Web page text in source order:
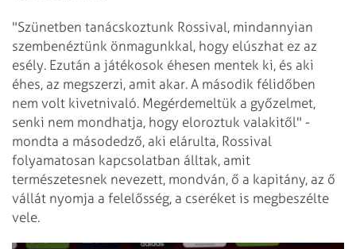
"Szünetben tanácskoztunk Rossival, mindannyian
szembenéztünk önmagunkkal, hogy elúszhat ez az
esély. Ezután a játékosok éhesen mentek ki, és aki
éhes, az megszerzi, amit akar. A második félidőben
nem volt kivetnivaló. Megérdemeltük a győzelmet,
senki nem mondhatja, hogy eloroztuk valakitől" -
mondta a másodedző, aki elárulta, Rossival
folyamatosan kapcsolatban álltak, amit
természetesnek nevezett, mondván, ő a kapitány, az ő
vállát nyomja a felelősség, a cseréket is megbeszélte
vele.